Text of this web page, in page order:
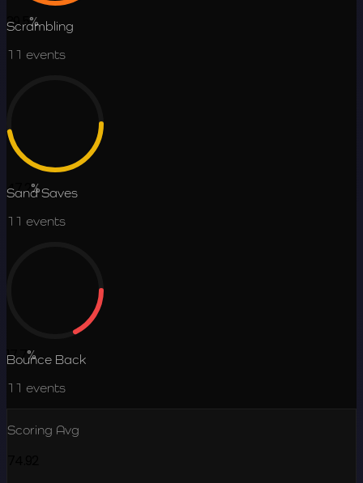
39.5%
Scrambling
11 events
47.2%
Sand Saves
11 events
17.7%
Bounce Back
11 events
Scoring Avg